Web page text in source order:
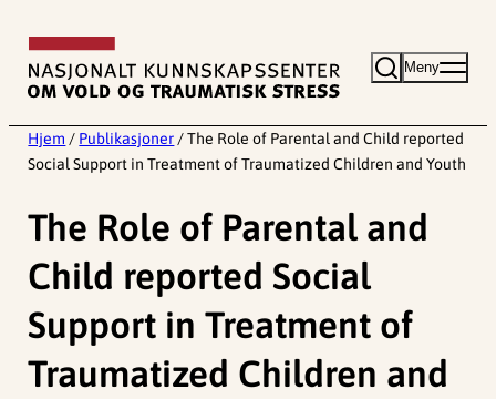
innhold
Meny
Hjem / Publikasjoner / The Role of Parental and Child reported
Social Support in Treatment of Traumatized Children and Youth
The Role of Parental and
Child reported Social
Support in Treatment of
Traumatized Children and